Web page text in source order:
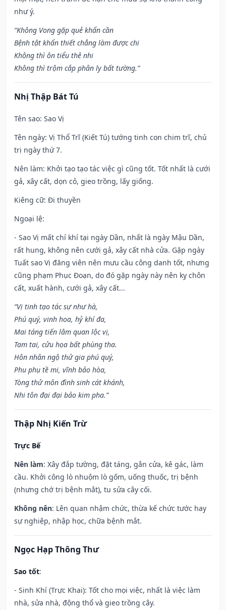
như ý.
“Không Vong gặp quẻ khẩn cần
Bệnh tật khẩn thiết chẳng làm được chi
Không thì ôn tiểu thê nhi
Không thì trộm cắp phân ly bất tường.”
Nhị Thập Bát Tú
Tên sao: Sao Vị
Tên ngày: Vị Thổ Trĩ (Kiết Tú) tướng tinh con chim trĩ, chủ
trị ngày thứ 7.
Nên làm: Khởi tạo tạo tác việc gì cũng tốt. Tốt nhất là cưới
gả, xây cất, dọn cỏ, gieo trồng, lấy giống.
Kiêng cữ: Đi thuyền
Ngoại lệ:
- Sao Vị mất chí khí tại ngày Dần, nhất là ngày Mậu Dần,
rất hung, không nên cưới gả, xây cất nhà cửa. Gặp ngày
Tuất sao Vị đăng viên nên mưu cầu công danh tốt, nhưng
cũng phạm Phục Đoạn, do đó gặp ngày này nên kỵ chôn
cất, xuất hành, cưới gả, xây cất...
“Vị tinh tạo tác sự như hà,
Phú quý, vinh hoa, hỷ khí đa,
Mai táng tiến lâm quan lộc vị,
Tam tai, cửu họa bất phùng tha.
Hôn nhân ngộ thử gia phú quý,
Phu phụ tề mi, vĩnh bảo hòa,
Tòng thử môn đình sinh cát khánh,
Nhi tôn đại đại bảo kim pha.”
Thập Nhị Kiến Trừ
Trực Bế
Nên làm: Xây đắp tường, đặt táng, gắn cửa, kê gác, làm
cầu. Khởi công lò nhuộm lò gốm, uống thuốc, trị bệnh
(nhưng chớ trị bệnh mắt), tu sửa cây cối.
Không nên: Lên quan nhậm chức, thừa kế chức tước hay
sự nghiệp, nhập học, chữa bệnh mắt.
Ngọc Hạp Thông Thư
Sao tốt:
- Sinh Khí (Trực Khai): Tốt cho mọi việc, nhất là việc làm
nhà, sửa nhà, động thổ và gieo trồng cây.